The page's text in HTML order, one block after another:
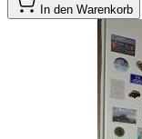
In den Warenkorb